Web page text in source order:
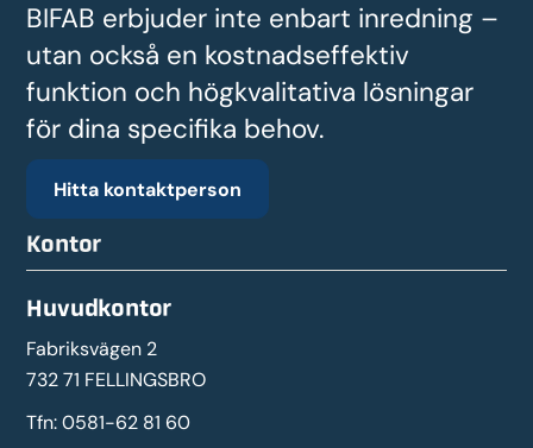
BIFAB erbjuder inte enbart inredning –
utan också en kostnadseffektiv
funktion och högkvalitativa lösningar
för dina specifika behov.
Hitta kontaktperson
Kontor
Huvudkontor
Fabriksvägen 2
732 71 FELLINGSBRO
Tfn:0581-62 81 60